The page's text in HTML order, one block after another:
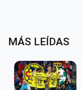
MÁS LEÍDAS